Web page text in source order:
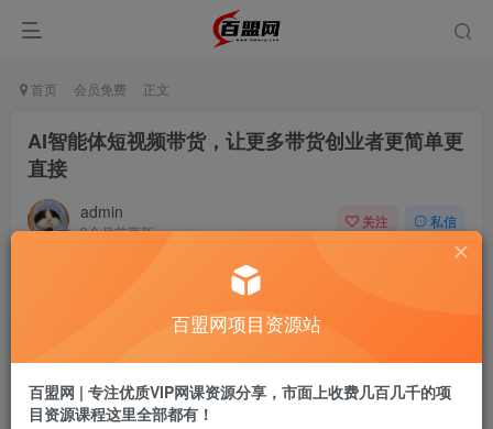
首页 会员免费 正文
AI智能体短视频带货，让更多带货创业者更简单更
直接
admin
9个月前更新
关注 私信
AI智能体短视频带货，让更多带货创业者更简单更直接
盟币 9.9
百盟网项目资源站
百盟网 | 专注优质VIP网课资源分享，市面上收费几百几千的项
目资源课程这里全部都有！